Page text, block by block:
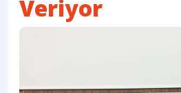
Veriyor